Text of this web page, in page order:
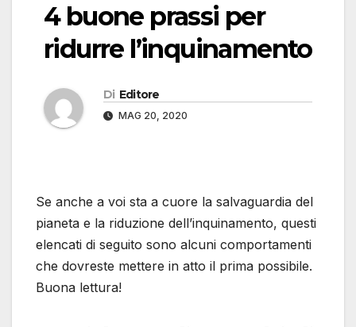
4 buone prassi per
ridurre l’inquinamento
Di Editore
MAG 20, 2020
Se anche a voi sta a cuore la salvaguardia del
pianeta e la riduzione dell’inquinamento, questi
elencati di seguito sono alcuni comportamenti
che dovreste mettere in atto il prima possibile.
Buona lettura!